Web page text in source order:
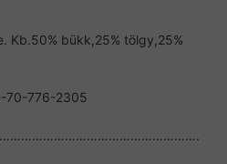
Kb.50% bükk,25% tölgy,25%
70-776-2305